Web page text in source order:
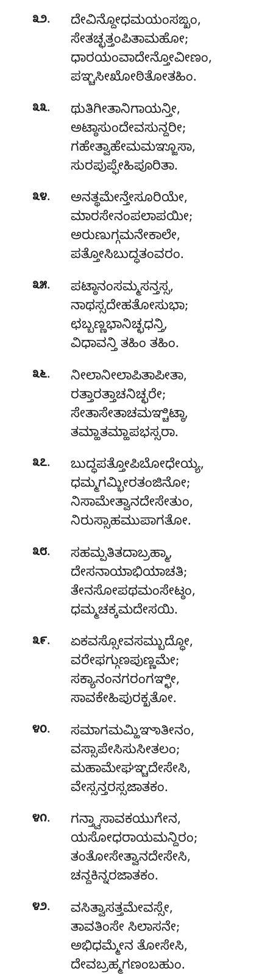
೩೨. ದೇವಿನ್ದೋಧಮಯಂಸಙ್ಖಂ,
ಸೇತಚ್ಛತ್ತಂಪಿತಾಮಹೋ;
ಧಾರಯಂವಾದೇನ್ತೋವೀಣಂ,
ಪಞ್ಚಸೀಖೋಠಿತೋತಹಿಂ.
೩೩.
ಥುತಿಗೀತಾನಿಗಾಯನ್ತೀ,
ಅಟ್ಠಾಸುಂದೇವಸುನ್ದರೀ;
ಗಹೇತ್ವಾಹೇಮಮಞ್ಜೂಸಾ,
ಸುರಪುಪ್ಫೇಹಿಪೂರಿತಾ.
೩೪. ಅನತ್ಥಮೇನ್ತೇಸೂರಿಯೇ,
ಮಾರಸೇನಂಪಲಾಪಯೀ;
ಅರುಣುಗ್ಗಮನೇಕಾಲೇ,
ಪತ್ತೋಸಿಬುದ್ಧತಂವರಂ.
೩೫.
ಪಟ್ಠಾನಂಸಮ್ಮಸನ್ತಸ್ಸ,
ನಾಥಸ್ಸದೇಹತೋಸುಭಾ;
ಛಬ್ಬಣ್ಣಭಾನಿಚ್ಛಧನ್ತಿ,
ವಿಧಾವನ್ತಿ ತಹಿಂ ತಹಿಂ.
೩೬.
ನೀಲಾನೀಲಾಪಿತಾಪೀತಾ,
ರತ್ತಾರತ್ತಾಚನಿಚ್ಛರೇ;
ಸೇತಾಸೇತಾಚಮಞ್ಚಿಟ್ಠಾ,
ತಮ್ಹಾತಮ್ಹಾಪಭಸ್ಸರಾ.
೩೭. ಬುದ್ಧಪತ್ತೋಪಿಬೋಧೇಯ್ಯ,
ಧಮ್ಮಗಮ್ಭೀರತಂಜಿನೋ;
ನಿಸಾಮೇತ್ವಾನದೇಸೇತುಂ,
ನಿರುಸ್ಸಾಹಮುಪಾಗತೋ.
೩೮. ಸಹಮ್ಪತಿತದಾಬ್ರಹ್ಮಾ,
ದೇಸನಾಯಾಭಿಯಾಚತಿ;
ತೇನಸೋಪಥಮಂಸೇಟ್ಠಂ,
ಧಮ್ಮಚಕ್ಕಮದೇಸಯಿ.
೩೯. ಏಕವಸ್ಸೋವಸಮ್ಬುದ್ಧೋ,
ವರೇಫಗ್ಗುಣಪುಣ್ಣಮೇ;
ಸಕ್ಯಾನಂನಗರಂಗಞ್ಛೀ,
ಸಾವಕೇಹಿಪುರಕ್ಖತೋ.
೪೦.
ಸಮಾಗಮಮ್ಹಿಞಾತೀನಂ,
ವಸ್ಸಾಪೇಸಿಸುಸೀತಲಂ;
ಮಹಾಮೇಘಞ್ಚದೇಸೇಸಿ,
ವೇಸ್ಸನ್ತರಸ್ಸಜಾತಕಂ.
೪೧.
ಗನ್ತ್ವಾಸಾವಕಯುಗೇನ,
ಯಸೋಧರಾಯಮನ್ದಿರಂ;
ತಂತೋಸೇತ್ವಾನದೇಸೇಸಿ,
ಚನ್ದಕಿನ್ನರಜಾತಕಂ.
೪೨. ವಸಿತ್ವಾಸತ್ತಮೇವಸ್ಸೇ,
ತಾವತಿಂಸೇ ಸಿಲಾಸನೇ;
ಅಭಿಧಮ್ಮೇನ ತೋಸೇಸಿ,
ದೇವಬ್ರಹ್ಮಗಣಂಬಹುಂ.